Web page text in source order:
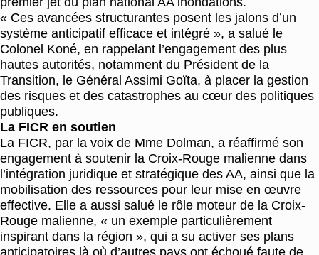
« Ces avancées structurantes posent les jalons d’un
système anticipatif efficace et intégré », a salué le
Colonel Koné, en rappelant l’engagement des plus
hautes autorités, notamment du Président de la
Transition, le Général Assimi Goïta, à placer la gestion
des risques et des catastrophes au cœur des politiques
publiques.
La FICR en soutien
La FICR, par la voix de Mme Dolman, a réaffirmé son
engagement à soutenir la Croix-Rouge malienne dans
l’intégration juridique et stratégique des AA, ainsi que la
mobilisation des ressources pour leur mise en œuvre
effective. Elle a aussi salué le rôle moteur de la Croix-
Rouge malienne, « un exemple particulièrement
inspirant dans la région », qui a su activer ses plans
anticipatoires là où d’autres pays ont échoué faute de